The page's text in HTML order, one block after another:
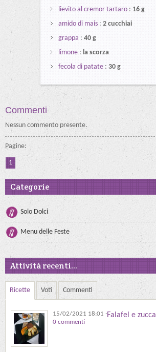
lievito al cremor tartaro : 16 g
amido di mais : 2 cucchiai
grappa : 40 g
limone : la scorza
fecola di patate : 30 g
Commenti
Nessun commento presente.
Pagine:
1
Categorie
Solo Dolci
Menu delle Feste
Attività recenti...
Ricette Voti Commenti
Falafel e zucca
15/02/2021 18:01 ·
0 commenti